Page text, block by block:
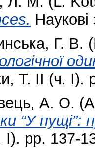
Г. В.
Т. ІІ (ч.
А. О.
“У
І). pp. 137-